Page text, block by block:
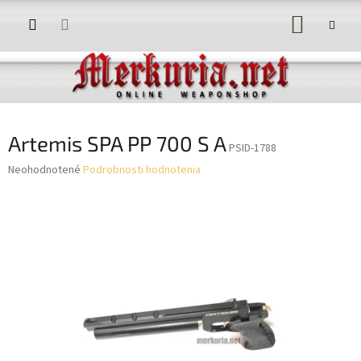
Prejsť
Artemis SPA PP 700 S APSID-1788
Priemerné
Neohodnotené Podrobnosti hodnotenia